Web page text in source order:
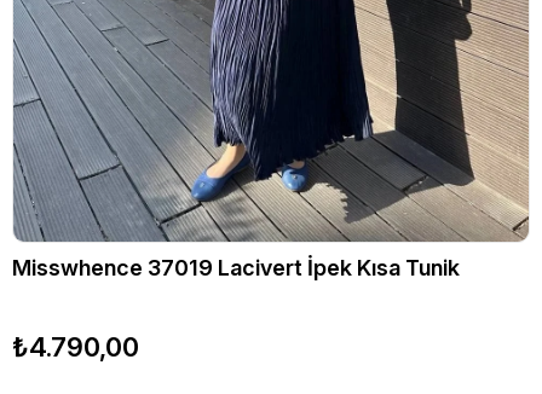
Misswhence 37019 Lacivert İpek Kısa Tunik
₺4.790,00